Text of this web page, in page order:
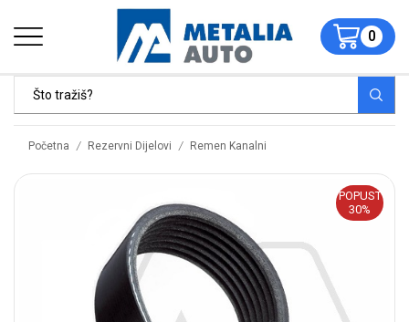
0
Početna / Rezervni Dijelovi / Remen Kanalni
POPUST
30%